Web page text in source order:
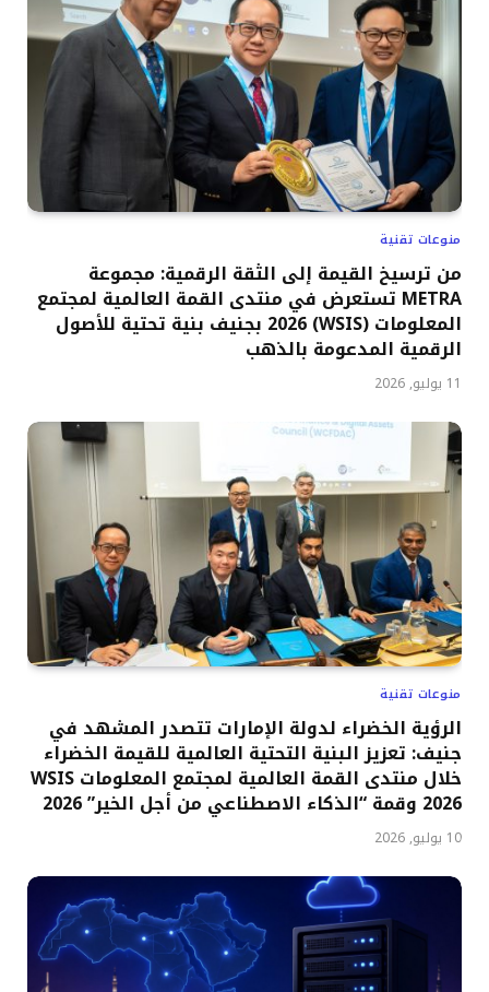
منوعات تقنية
من ترسيخ القيمة إلى الثقة الرقمية: مجموعة
METRA تستعرض في منتدى القمة العالمية لمجتمع
المعلومات (WSIS) 2026 بجنيف بنية تحتية للأصول
الرقمية المدعومة بالذهب
11 يوليو, 2026
منوعات تقنية
الرؤية الخضراء لدولة الإمارات تتصدر المشهد في
جنيف: تعزيز البنية التحتية العالمية للقيمة الخضراء
خلال منتدى القمة العالمية لمجتمع المعلومات WSIS
2026 وقمة “الذكاء الاصطناعي من أجل الخير” 2026
10 يوليو, 2026